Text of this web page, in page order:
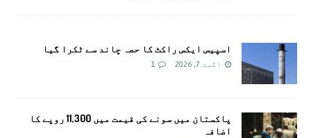
اسپیس ایکس راکٹ کا حصہ چاند سے ٹکرا گیا
اگست 7, 2026 1
پاکستان میں سونے کی قیمت میں 11,300 روپے کا
اضافہ